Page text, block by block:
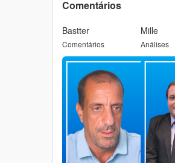
Comentários
Bastter
Comentários
Mille
Análises